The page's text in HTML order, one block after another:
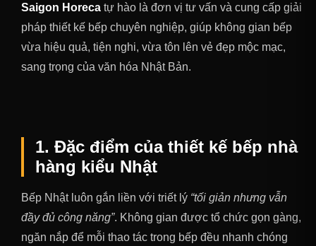
Saigon Horeca tự hào là đơn vị tư vấn và cung cấp giải
pháp thiết kế bếp chuyên nghiệp, giúp không gian bếp
vừa hiệu quả, tiện nghi, vừa tôn lên vẻ đẹp mộc mạc,
sang trọng của văn hóa Nhật Bản.
1. Đặc điểm của thiết kế bếp nhà
hàng kiểu Nhật
Bếp Nhật luôn gắn liền với triết lý “tối giản nhưng vẫn
đầy đủ công năng”. Không gian được tổ chức gọn gàng,
ngăn nắp để mỗi thao tác trong bếp đều nhanh chóng